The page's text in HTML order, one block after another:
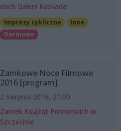
dach Galerii Kaskada
Imprezy cykliczne
Inne
Darmowe
Zamkowe Noce Filmowe
2016 [program]
2 sierpnia 2016, 21:00
Zamek Książąt Pomorskich w
Szczecinie